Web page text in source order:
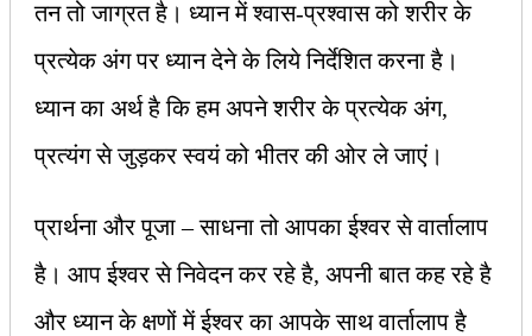
तन तो जाग्रत है। ध्यान में श्‍वास-प्रश्‍वास को शरीर के
प्रत्येक अंग पर ध्यान देने के लिये निर्देशित करना है।
ध्यान का अर्थ है कि हम अपने शरीर के प्रत्येक अंग,
प्रत्यंग से जुड़कर स्वयं को भीतर की ओर ले जाएं।
प्रार्थना और पूजा – साधना तो आपका ईश्‍वर से वार्तालाप
है। आप ईश्‍वर से निवेदन कर रहे है, अपनी बात कह रहे है
और ध्यान के क्षणों में ईश्‍वर का आपके साथ वार्तालाप है